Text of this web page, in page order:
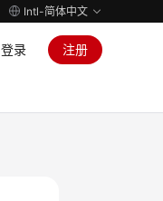
Intl-简体中文
登录 注册